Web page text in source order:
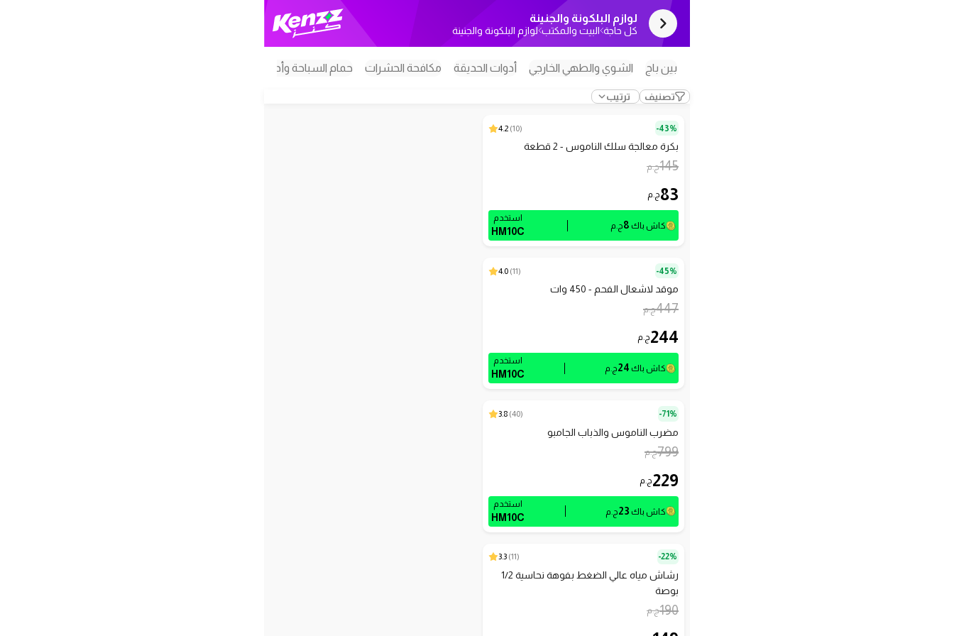
لوازم البلكونة والجنينة
كل حاجة البيت والمكتب لوازم البلكونة والجنينة
بين باج الشوي والطهي الخارجي أدوات الحديقة مكافحة الحشرات حمام السباحة وأدواته
تصنيف ترتيب
43%-
(
10
)
4.2
بكرة معالجة سلك الناموس - 2 قطعة
145ج.م
83ج.م
كاش باك 8ج.م
استخدم
HM10C
45%-
(
11
)
4.0
موقد لاشعال الفحم - 450 وات
447ج.م
244ج.م
كاش باك 24ج.م
استخدم
HM10C
71%-
(
40
)
3.8
مضرب الناموس والذباب الجامبو
799ج.م
229ج.م
كاش باك 23ج.م
استخدم
HM10C
22%-
(
11
)
3.3
رشاش مياه عالي الضغط بفوهة نحاسية 1/2
بوصة
190ج.م